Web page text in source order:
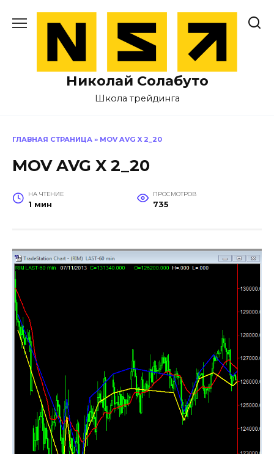
содержанию
Николай Солабуто
Школа трейдинга
ГЛАВНАЯ СТРАНИЦА » MOV AVG X 2_20
MOV AVG X 2_20
НА ЧТЕНИЕ
1 мин
ПРОСМОТРОВ
735